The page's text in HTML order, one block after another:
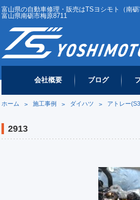
富山県の自動車修理・販売はTSヨシモト（南
富山県南砺市梅原8711
会社概要 ブログ
ホーム > 施工事例 > ダイハツ > アトレー
2913